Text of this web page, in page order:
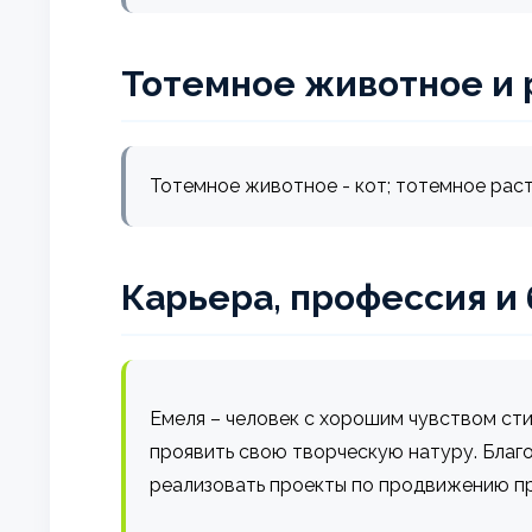
Тотемное животное и
Тотемное животное - кот; тотемное
Карьера, профессия и
Емеля – человек с хорошим чувством
проявить свою творческую натуру.
реализовать проекты по продвижению